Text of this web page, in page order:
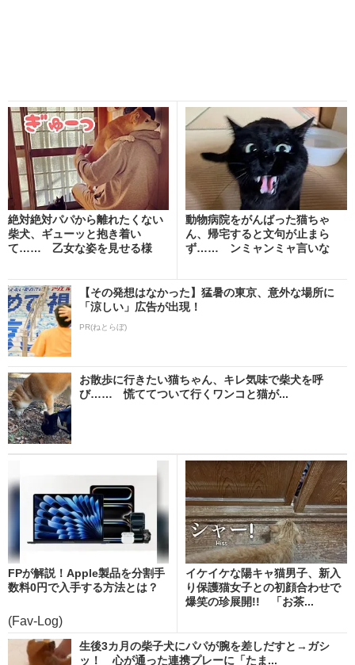
絶対絶対パパから離れたくない
柴犬、ギューッと抱き着い
て…… 乙女な姿を見せる様
動物病院をがんばった猫ちゃ
ん、帰宅すると文句が止まら
ず…… ンミャンミャ言いな
【その発想はなかった】猛暑の東京、意外な場所に
「涼しい」広告が出現！
PR(ねとらぼ)
お散歩に行きたい猫ちゃん、キレ気味で柴犬を呼
び…… 慌ててついて行くワンコと猫が...
FPが解説！Apple製品を分割手
数料0円で入手する方法とは？
(Fav-Log)
イケイケな陽キャ猫男子、新入
り保護猫女子との初顔合わせで
爆笑の珍展開!! 「お茶...
生後3カ月の柴子犬にパパが腕を差しだすと→ガシ
ッ！ 心が通った連携プレーに「たま...